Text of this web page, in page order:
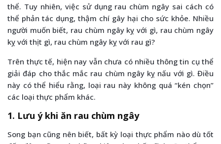
thể. Tuy nhiên, việc sử dụng rau chùm ngây sai cách có
thể phản tác dụng, thậm chí gây hại cho sức khỏe. Nhiều
người muốn biết, rau chùm ngây kỵ với gì, rau chùm ngây
kỵ với thịt gì, rau chùm ngây kỵ với rau gì?
Trên thực tế, hiện nay vẫn chưa có nhiều thông tin cụ thể
giải đáp cho thắc mắc rau chùm ngây kỵ nấu với gì. Điều
này có thể hiểu rằng, loại rau này không quá “kén chọn”
các loại thực phẩm khác.
1. Lưu ý khi ăn rau chùm ngây
Song bạn cũng nên biết, bất kỳ loại thực phẩm nào dù tốt